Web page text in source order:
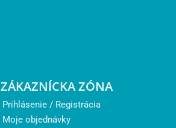
ZÁKAZNÍCKA ZÓNA
Prihlásenie / Registrácia
Moje objednávky